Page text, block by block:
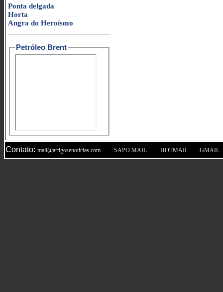
Ponta delgada
Horta
Angra do Heroísmo
Petróleo Brent
Contato: mail@artigosenoticias.com SAPO MAIL HOTMAIL GMAIL